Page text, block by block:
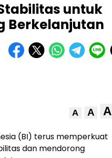
untuk
Berkelanjutan
A A A
(BI) terus memperkuat
dan mendorong